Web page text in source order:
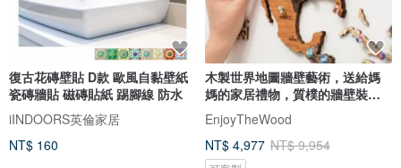
復古花磚壁貼 D款 歐風自黏壁紙
瓷磚牆貼 磁磚貼紙 踢腳線 防水
iINDOORS英倫家居
NT$ 160
木製世界地圖牆壁藝術，送給媽
媽的家居禮物，質樸的牆壁裝
飾，3D 世界地圖
EnjoyTheWood
NT$ 4,977 NT$ 9,954